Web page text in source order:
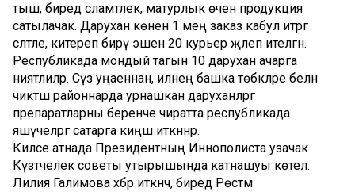
тыш, биредә сәламәтлек, матурлык өчен продукция
сатылачак. Даруханә көненә 1 мең заказ кабул итәргә
сәләтле, китереп бирү эшенә 20 курьер җәлеп ителгән.
Республикада мондый тагын 10 даруханә ачарга
ниятлиләр. Сүз уңаеннан, илнең башка төбәкләре белән
чиктәш районнарда урнашкан даруханәләргә
препаратларны беренче чиратта республикада
яшәүчеләргә сатарга киңәш иткәннәр.
Киләсе атнада Президентның Иннополиста узачак
Күзәтчелек советы утырышында катнашуы көтелә.
Лилия Галимова хәбәр иткәнчә, биредә Рөстәм